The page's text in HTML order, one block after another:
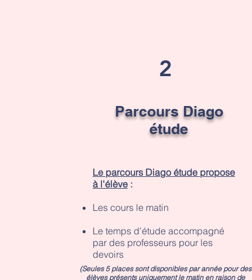
2
Parcours Diago
étude
Le parcours Diago étude propose
à l'élève :
Les cours le matin
Le temps d'étude accompagné
par des professeurs pour les
devoirs
(Seules 5 places sont disponibles par année pour des
élèves présents uniquement le matin en raison de